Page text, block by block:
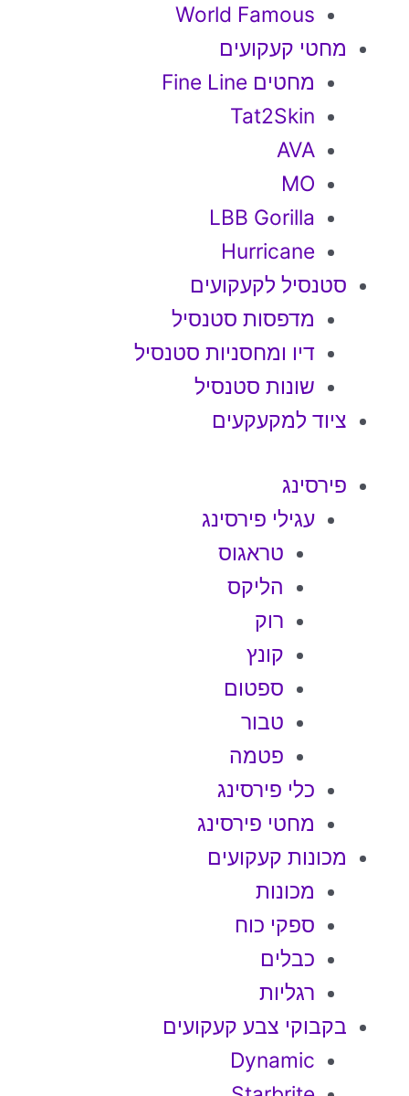
World Famous
מחטי קעקועים
מחטים Fine Line
Tat2Skin
AVA
MO
LBB Gorilla
Hurricane
סטנסיל לקעקועים
מדפסות סטנסיל
דיו ומחסניות סטנסיל
שונות סטנסיל
ציוד למקעקעים
פירסינג
עגילי פירסינג
טראגוס
הליקס
רוק
קונץ
ספטום
טבור
פטמה
כלי פירסינג
מחטי פירסינג
מכונות קעקועים
מכונות
ספקי כוח
כבלים
רגליות
בקבוקי צבע קעקועים
Dynamic